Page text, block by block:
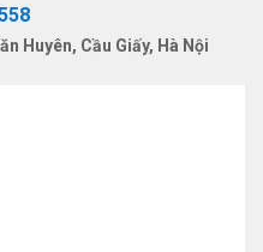
Huyên, Cầu Giấy, Hà Nội